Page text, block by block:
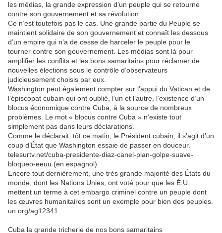
les médias, la grande expression d’un peuple qui se retourne
contre son gouvernement et sa révolution.
Ce n’est toutefois pas le cas. Une grande partie du Peuple se
maintient solidaire de son gouvernement et connaît les dessous
d’un empire qui n’a de cesse de harceler le peuple pour le
tourner contre son gouvernement. Les médias sont là pour
amplifier les conflits et les bons samaritains pour réclamer de
nouvelles élections sous le contrôle d’observateurs
judicieusement choisis par eux.
Washington peut également compter sur l’appui du Vatican et de
l’épiscopat cubain qui ont oublié, l’un et l’autre, l’existence d’un
blocus économique contre Cuba, à la source de nombreux
problèmes. Le mot « blocus contre Cuba » n’existe tout
simplement pas dans leurs déclarations.
Comme le déclarait, tôt ce matin, le Président cubain, il s’agit d’un
coup d’État que Washington essaie de passer en douceur.
telesurtv.net/cuba-presidente-diaz-canel-plan-golpe-suave-
bloqueo-eeuu (en espagnol)
Encore tout dernièrement, une très grande majorité des États du
monde, dont les Nations Unies, ont voté pour que les É.U.
mettent un terme à cet embargo criminel contre un peuple dont
les œuvres humanitaires sont un exemple pour bien des peuples.
un.org/ag12341
Cuba la grande tricherie de nos bons samaritains